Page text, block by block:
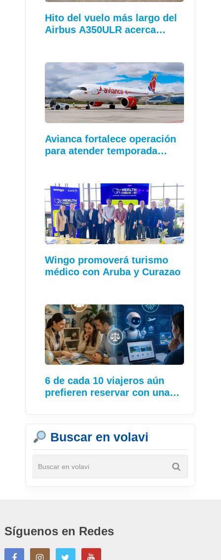
Hito del vuelo más largo del
Airbus A350ULR acerca…
Avianca fortalece operación
para atender temporada…
Wingo promoverá turismo
médico con Aruba y Curazao
6 de cada 10 viajeros aún
prefieren reservar con una…
Buscar en volavi
Síguenos en Redes